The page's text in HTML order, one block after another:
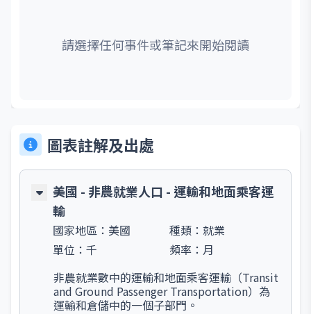
請選擇任何事件或筆記來開始閱讀
圖表註解及出處
美國 - 非農就業人口 - 運輸和地面乘客運
輸
國家地區： 美國 種類： 就業
單位：千 頻率： 月
非農就業數中的運輸和地面乘客運輸（Transit
and Ground Passenger Transportation）為
運輸和倉儲中的一個子部門。